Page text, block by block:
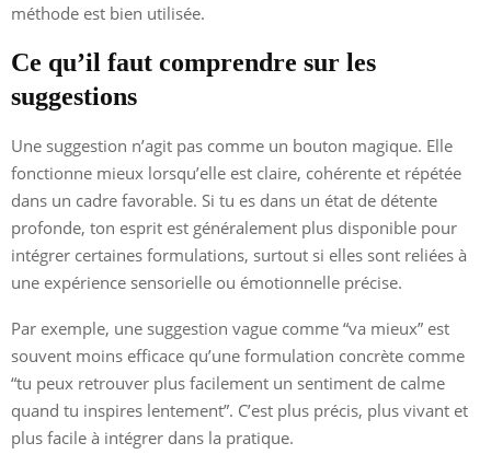
méthode est bien utilisée.
Ce qu’il faut comprendre sur les
suggestions
Une suggestion n’agit pas comme un bouton magique. Elle
fonctionne mieux lorsqu’elle est claire, cohérente et répétée
dans un cadre favorable. Si tu es dans un état de détente
profonde, ton esprit est généralement plus disponible pour
intégrer certaines formulations, surtout si elles sont reliées à
une expérience sensorielle ou émotionnelle précise.
Par exemple, une suggestion vague comme “va mieux” est
souvent moins efficace qu’une formulation concrète comme
“tu peux retrouver plus facilement un sentiment de calme
quand tu inspires lentement”. C’est plus précis, plus vivant et
plus facile à intégrer dans la pratique.